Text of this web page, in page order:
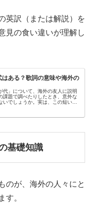
英訳（または解説）を
見の食い違いが理解し
ある？歌詞の意味や海外の
代」について、海外の友人に説明
課題で調べたりしたとき、意外な
でしょうか。実は、この短い歌
基礎知識
のが、海外の人々にと
す。